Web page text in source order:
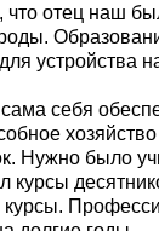
что отец наш
устройства
себя
Нужно было
курсы